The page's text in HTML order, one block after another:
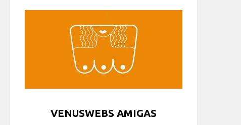
VENUSWEBS AMIGAS